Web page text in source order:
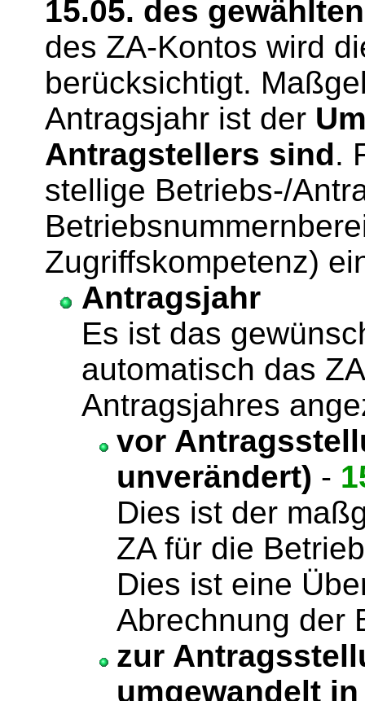
15.05. des
des ZA-Kontos wird
berücksichtigt.
Antragsjahr ist der
Antragstellers sind.
stellige Betriebs-/
Zugriffskompetenz)
Antragsjahr
Es ist das
automatisch das
Antragsjahres
vor
unverändert) -
Dies ist der
ZA für die
Dies ist eine
Abrechnung der
zur
umgewandelt